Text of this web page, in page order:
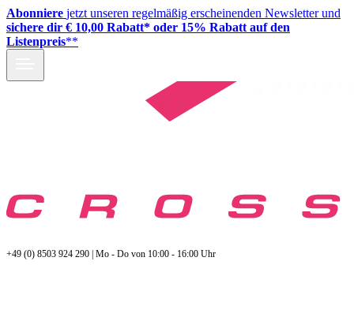
Abonniere jetzt unseren regelmäßig erscheinenden Newsletter und
sichere dir € 10,00 Rabatt* oder 15% Rabatt auf den
Listenpreis**
+49 (0) 8503 924 290 | Mo - Do von 10:00 - 16:00 Uhr